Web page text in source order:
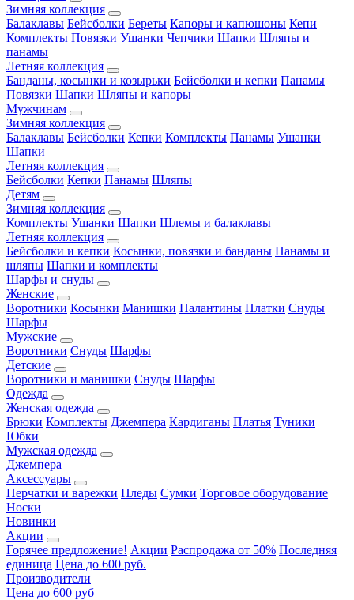
Зимняя коллекция
Балаклавы Бейсболки Береты Капоры и капюшоны Кепи
Комплекты Повязки Ушанки Чепчики Шапки Шляпы и
панамы
Летняя коллекция
Банданы, косынки и козырьки Бейсболки и кепки Панамы
Повязки Шапки Шляпы и капоры
Мужчинам
Зимняя коллекция
Балаклавы Бейсболки Кепки Комплекты Панамы Ушанки
Шапки
Летняя коллекция
Бейсболки Кепки Панамы Шляпы
Детям
Зимняя коллекция
Комплекты Ушанки Шапки Шлемы и балаклавы
Летняя коллекция
Бейсболки и кепки Косынки, повязки и банданы Панамы и
шляпы Шапки и комплекты
Шарфы и снуды
Женские
Воротники Косынки Манишки Палантины Платки Снуды
Шарфы
Мужские
Воротники Снуды Шарфы
Детские
Воротники и манишки Снуды Шарфы
Одежда
Женская одежда
Брюки Комплекты Джемпера Кардиганы Платья Туники
Юбки
Мужская одежда
Джемпера
Аксессуары
Перчатки и варежки Пледы Сумки Торговое оборудование
Носки
Новинки
Акции
Горячее предложение! Акции Распродажа от 50% Последняя
единица Цена до 600 руб.
Производители
Цена до 600 руб